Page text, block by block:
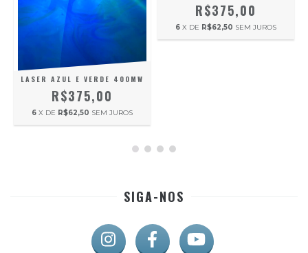
LASER AZUL E VERDE 400MW
R$375,00
6 X DE R$62,50 SEM JUROS
R$375,00
6 X DE R$62,50 SEM JUROS
SIGA-NOS